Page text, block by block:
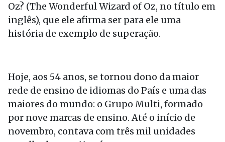
Oz? (The Wonderful Wizard of Oz, no título em
inglês), que ele afirma ser para ele uma
história de exemplo de superação.
Hoje, aos 54 anos, se tornou dono da maior
rede de ensino de idiomas do País e uma das
maiores do mundo: o Grupo Multi, formado
por nove marcas de ensino. Até o início de
novembro, contava com três mil unidades